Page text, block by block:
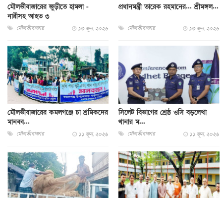
মৌলভীবাজারের জুড়ীতে হামলা -
নারীসহ আহত ৩
মৌলভীবাজার ১৩ জুন, ২০২৬
প্রধানমন্ত্রী তারেক রহমানের... শ্রীমঙ্গল...
মৌলভীবাজার ১৩ জুন, ২০২৬
মৌলভীবাজারের কমলগঞ্জে চা শ্রমিকদের
মানবব...
মৌলভীবাজার ১১ জুন, ২০২৬
সিলেট বিভাগের শ্রেষ্ঠ ওসি বড়লেখা
থানার ম...
মৌলভীবাজার ১১ জুন, ২০২৬